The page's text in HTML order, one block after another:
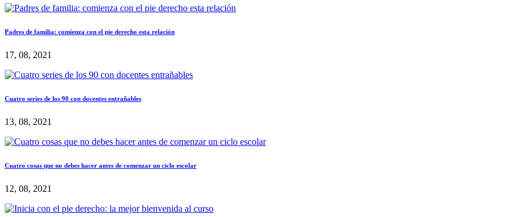
Padres de familia: comienza con el pie derecho esta relación
17, 08, 2021
Cuatro series de los 90 con docentes entrañables
13, 08, 2021
Cuatro cosas que no debes hacer antes de comenzar un ciclo escolar
12, 08, 2021